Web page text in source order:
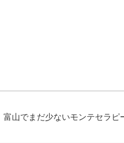
富山でまだ少ないモンテセラピ